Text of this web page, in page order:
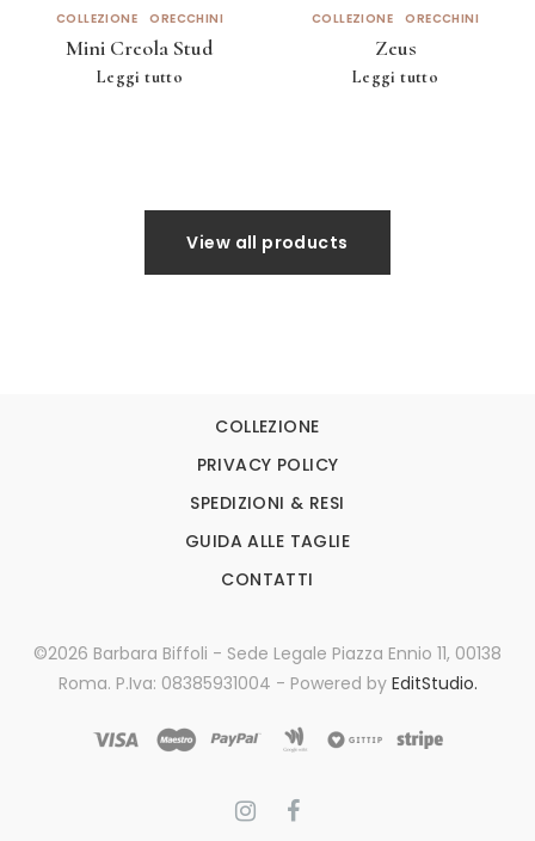
COLLEZIONE ORECCHINI
Mini Creola Stud
Leggi tutto
COLLEZIONE ORECCHINI
Zeus
Leggi tutto
View all products
COLLEZIONE
PRIVACY POLICY
SPEDIZIONI & RESI
GUIDA ALLE TAGLIE
CONTATTI
©2026 Barbara Biffoli - Sede Legale Piazza Ennio 11, 00138
Roma. P.Iva: 08385931004 - Powered by EditStudio.